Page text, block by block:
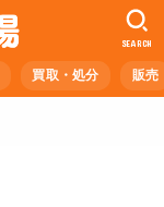
買取・処分 販売
SEARCH